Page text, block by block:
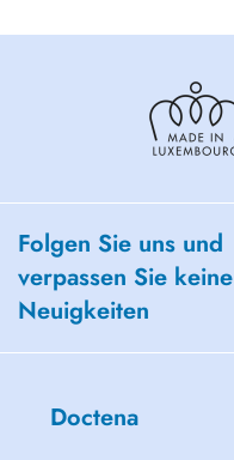
Folgen Sie uns und
verpassen Sie keine
Neuigkeiten
Doctena